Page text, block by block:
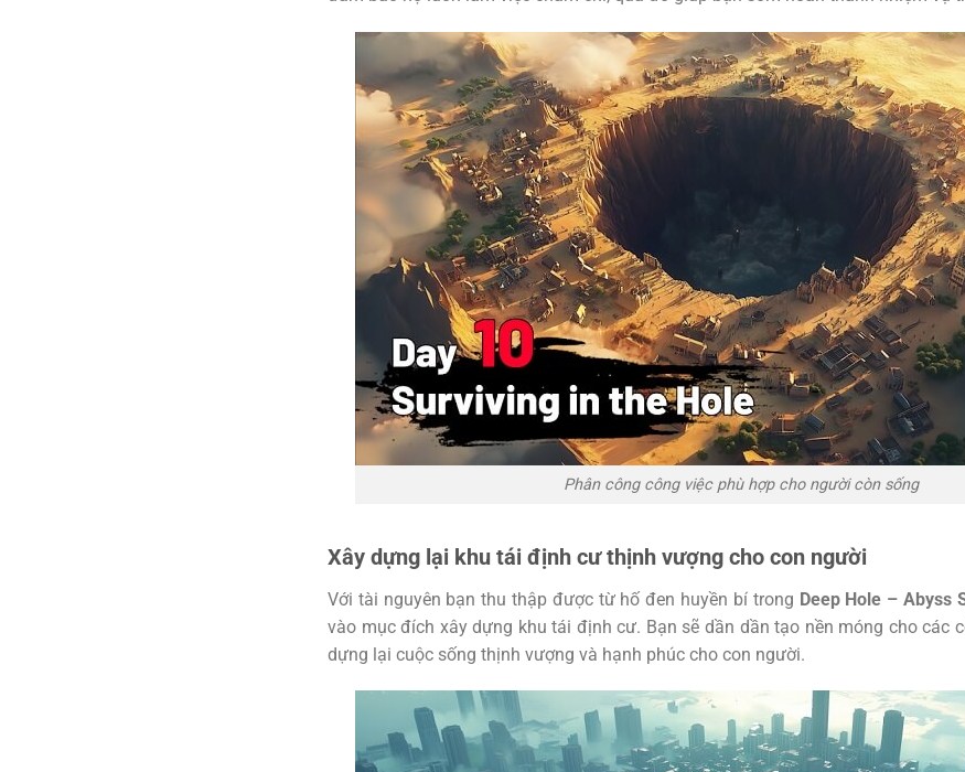
Phân công công việc phù hợp cho người còn sống
Xây dựng lại khu tái định cư thịnh vượng cho con người
Với tài nguyên bạn thu thập được từ hố đen huyền bí trong Deep Hole – Abyss
vào mục đích xây dựng khu tái định cư. Bạn sẽ dần dần tạo nền móng cho các
dựng lại cuộc sống thịnh vượng và hạnh phúc cho con người.